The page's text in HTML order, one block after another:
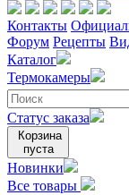
Контакты
Форум Рецепты
Каталог
Термокамеры
Статус заказа
Корзина
пуста
Новинки
Все товары